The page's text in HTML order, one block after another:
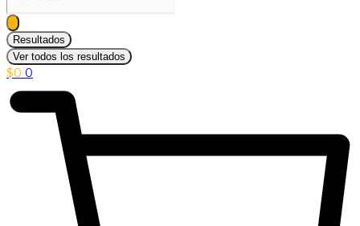
Resultados
Ver todos los resultados
$0 0